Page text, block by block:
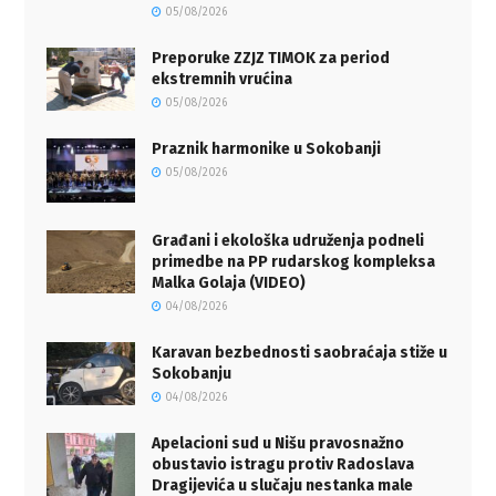
05/08/2026
Preporuke ZZJZ TIMOK za period
ekstremnih vrućina
05/08/2026
Praznik harmonike u Sokobanji
05/08/2026
Građani i ekološka udruženja podneli
primedbe na PP rudarskog kompleksa
Malka Golaja (VIDEO)
04/08/2026
Karavan bezbednosti saobraćaja stiže u
Sokobanju
04/08/2026
Apelacioni sud u Nišu pravosnažno
obustavio istragu protiv Radoslava
Dragijevića u slučaju nestanka male